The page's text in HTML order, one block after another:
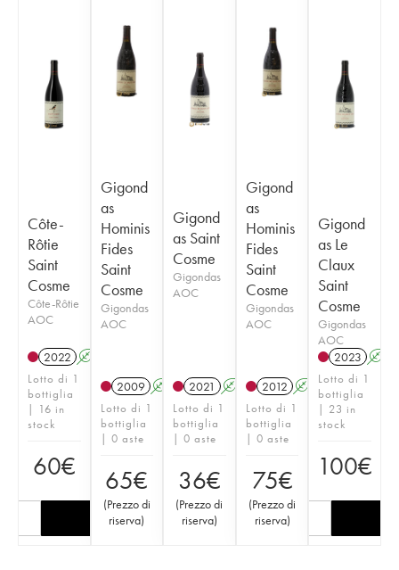
Côte-
Rôtie
Saint
Cosme
Côte-Rôtie
AOC
2022 A
Lotto di 1
bottiglia
| 16 in
stock
60€
Gigond
as
Hominis
Fides
Saint
Cosme
Gigondas
AOC
2009 A
Lotto di 1
bottiglia
| 0 aste
65€
(Prezzo di
riserva)
Gigond
as Saint
Cosme
Gigondas
AOC
2021 A
Lotto di 1
bottiglia
| 0 aste
36€
(Prezzo di
riserva)
Gigond
as
Hominis
Fides
Saint
Cosme
Gigondas
AOC
2012 A
Lotto di 1
bottiglia
| 0 aste
75€
(Prezzo di
riserva)
Gigond
as Le
Claux
Saint
Cosme
Gigondas
AOC
2023 A
Lotto di 1
bottiglia
| 23 in
stock
100€